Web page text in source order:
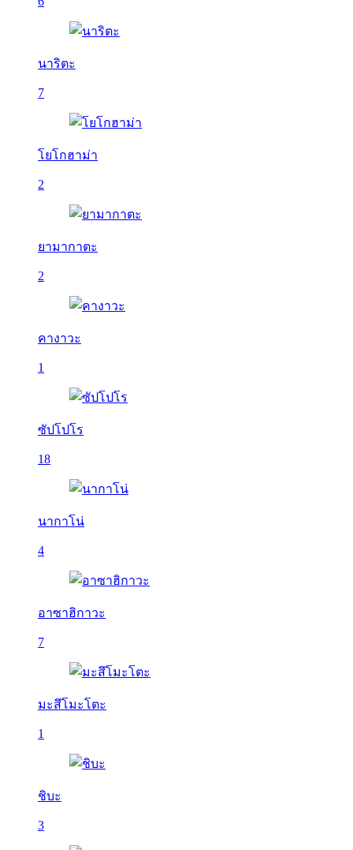
นาริตะ
7
โยโกฮาม่า
2
ยามากาตะ
2
คางาวะ
1
ซัปโปโร
18
นากาโน่
4
อาซาฮิกาวะ
7
มะสึโมะโตะ
1
ชิบะ
3